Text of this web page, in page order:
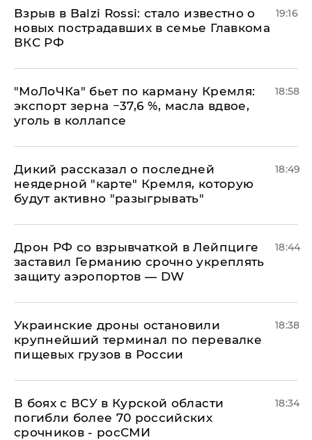
Взрыв в Balzi Rossi: стало известно о
новых пострадавших в семье Главкома
ВКС РФ
19:16
​"МоЛоЧКа" бьет по карману Кремля:
экспорт зерна −37,6 %, масла вдвое,
уголь в коллапсе
18:58
Дикий рассказал о последней
неядерной "карте" Кремля, которую
будут активно "разыгрывать"
18:49
​Дрон РФ со взрывчаткой в Лейпциге
заставил Германию срочно укреплять
защиту аэропортов — DW
18:44
Украинские дроны остановили
крупнейший терминал по перевалке
пищевых грузов в России
18:38
В боях с ВСУ в Курской области
погибли более 70 российских
срочников - росСМИ
18:34